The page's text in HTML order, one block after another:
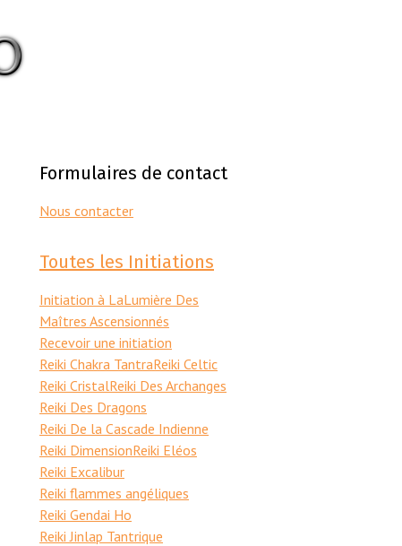
Formulaires de contact
Nous contacter
Toutes les Initiations
Initiation à LaLumière Des
Maîtres Ascensionnés
Recevoir une initiation
Reiki Chakra TantraReiki Celtic
Reiki CristalReiki Des Archanges
Reiki Des Dragons
Reiki De la Cascade Indienne
Reiki DimensionReiki Eléos
Reiki Excalibur
Reiki flammes angéliques
Reiki Gendai Ho
Reiki Jinlap Tantrique